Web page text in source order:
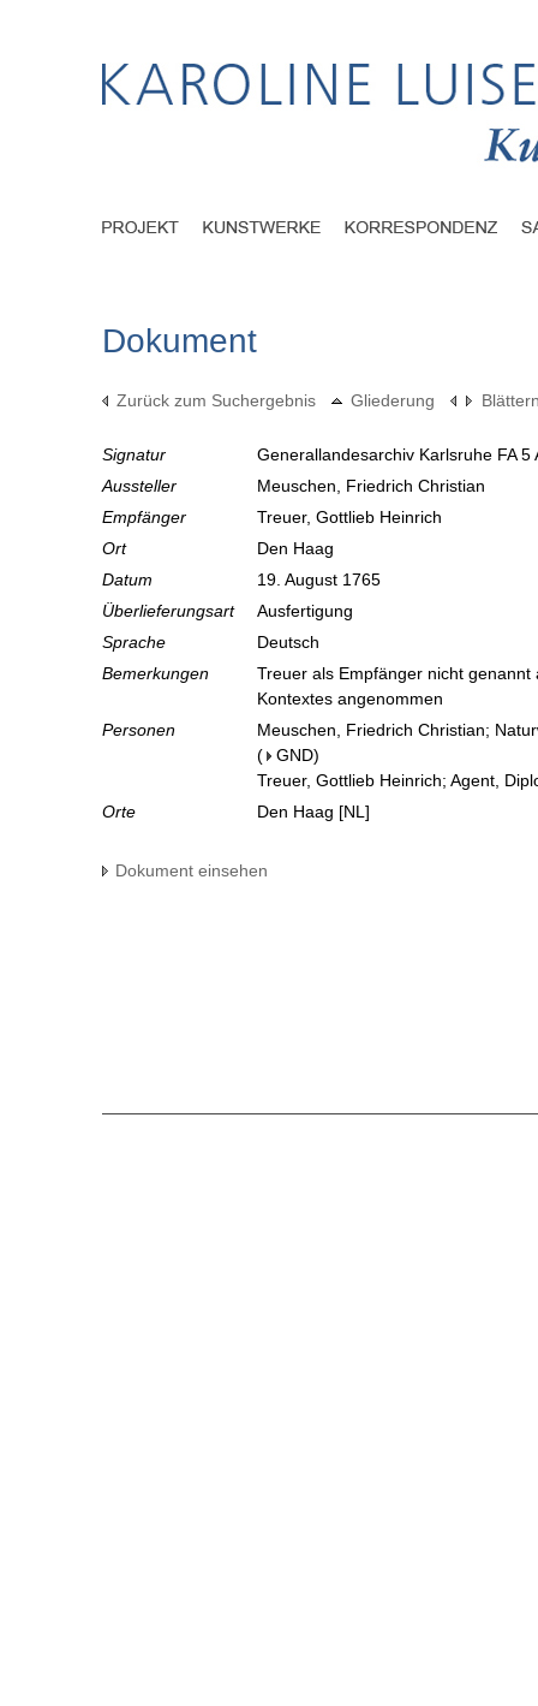
Dokument
Zurück zum Suchergebnis Gliederung
Signatur
Generallandesarchiv Karlsruhe FA
Aussteller
Meuschen, Friedrich Christian
Empfänger
Treuer, Gottlieb Heinrich
Ort
Den Haag
Datum
19. August 1765
Überlieferungsart
Ausfertigung
Sprache
Deutsch
Bemerkungen
Treuer als Empfänger nicht genannt
Kontextes angenommen
Personen
Meuschen, Friedrich Christian;
(
GND)
Treuer, Gottlieb Heinrich; Agent,
Orte
Den Haag [NL]
Dokument einsehen